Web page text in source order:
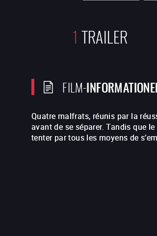
1 TRAILER
FILM-
Quatre malfrats, réunis par la
avant de se séparer. Tandis que
tenter par tous les moyens de